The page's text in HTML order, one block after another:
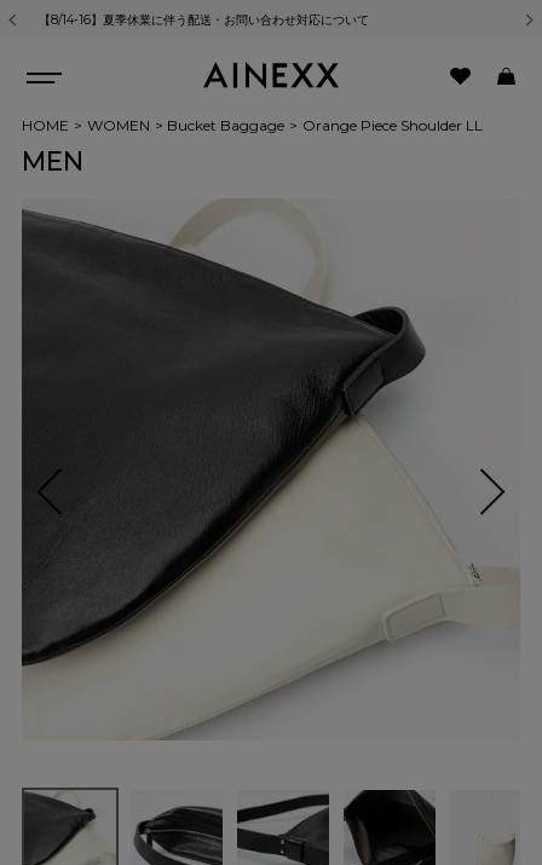
【8/14-16】夏季休業に伴う配送・お問い合わせ対応について 熊
HOME WOMEN Bucket Baggage Orange Piece Shoulder LL
MEN